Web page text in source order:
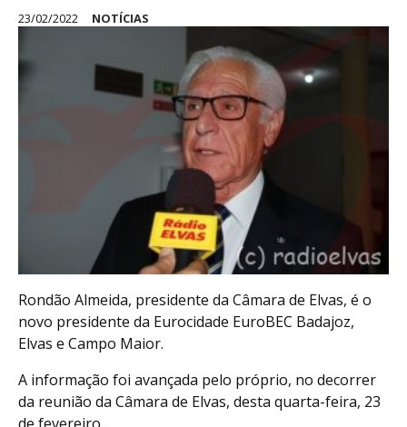
23/02/2022 NOTÍCIAS
Rondão Almeida, presidente da Câmara de Elvas, é o
novo presidente da Eurocidade EuroBEC Badajoz,
Elvas e Campo Maior.
A informação foi avançada pelo próprio, no decorrer
da reunião da Câmara de Elvas, desta quarta-feira, 23